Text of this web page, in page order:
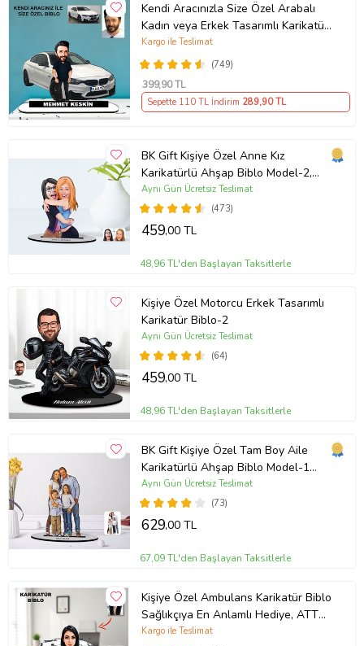
Kendi Aracınızla Size Özel Arabalı
Kadın veya Erkek Tasarımlı Karikatür
Biblo , Babalar Günü Hediyesi,
Erkeğe Hediye, Rent A Car Hediyesi
(749)
Kargo ile Teslimat
399,90 TL
Sepette 110 TL İndirim 289,90 TL
BK Gift Kişiye Özel Anne Kız
Karikatürlü Ahşap Biblo Model-2,
Anneye Hediye, Doğum Günü
Hediyesi (Beyaz)
(473)
Aynı Gün Ücretsiz Teslimat
459,00 TL
48,96 TL'den Başlayan Taksitlerle
Kişiye Özel Motorcu Erkek Tasarımlı
Karikatür Biblo-2
(64)
Aynı Gün Ücretsiz Teslimat
459,00 TL
48,96 TL'den Başlayan Taksitlerle
BK Gift Kişiye Özel Tam Boy Aile
Karikatürlü Ahşap Biblo Model-1
(Beyaz)
(73)
Aynı Gün Ücretsiz Teslimat
629,00 TL
67,09 TL'den Başlayan Taksitlerle
Kişiye Özel Ambulans Karikatür Biblo
Sağlıkçıya En Anlamlı Hediye, ATT
teknisyeni hediyesi
Kargo ile Teslimat